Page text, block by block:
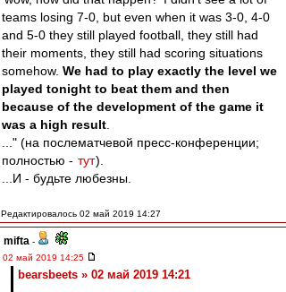
teams losing 7-0, but even when it was 3-0, 4-0
and 5-0 they still played football, they still had
their moments, they still had scoring situations
somehow. We had to play exactly the level we
played tonight to beat them and then
because of the development of the game it
was a high result
..." (на послематчевой пресс-конференции;
полностью - тут).
...И - будьте любезны.
Редактировалось 02 май 2019 14:27
mifta -
02 май 2019 14:25
bearsbeets » 02 май 2019 14:21